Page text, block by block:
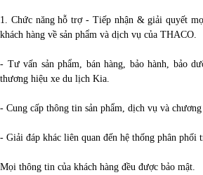
1. Chức năng hỗ trợ - Tiếp nhận & giải quyết
khách hàng về sản phẩm và dịch vụ của THACO.
- Tư vấn sản phẩm, bán hàng, bảo hành, bảo
thương hiệu xe du lịch Kia.
- Cung cấp thông tin sản phẩm, dịch vụ và
- Giải đáp khác liên quan đến hệ thống phân phối
Mọi thông tin của khách hàng đều được bảo mật.